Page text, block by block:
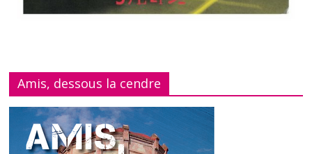
Amis, dessous la cendre